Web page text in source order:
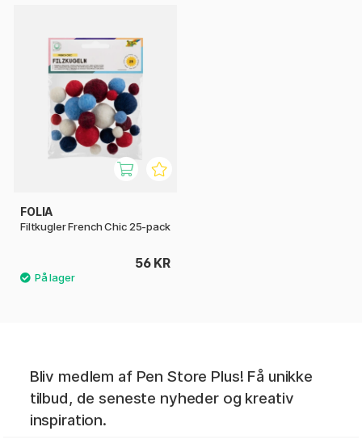
FOLIA
Filtkugler French Chic 25-pack
56 KR
Bliv medlem af Pen Store Plus! Få unikke
tilbud, de seneste nyheder og kreativ
inspiration.